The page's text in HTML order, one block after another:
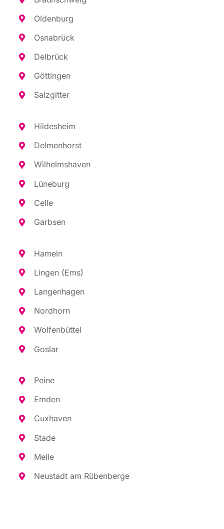
Olden­burg
Osna­brück
Del­brück
Göt­tin­gen
Salz­git­ter
Hil­des­heim
Del­men­horst
Wil­helms­ha­ven
Lüne­burg
Cel­le
Garb­sen
Hameln
Lin­gen (Ems)
Lan­gen­ha­gen
Nord­horn
Wol­fen­büt­tel
Gos­lar
Pei­ne
Emden
Cux­ha­ven
Sta­de
Mel­le
Neu­stadt am Rübenberge